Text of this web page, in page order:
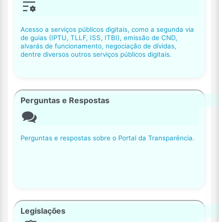
Acesso a serviços públicos digitais, como a segunda via
de guias (IPTU, TLLF, ISS, ITBI), emissão de CND,
alvarás de funcionamento, negociação de dívidas,
dentre diversos outros serviços públicos digitais.
Perguntas e Respostas
Perguntas e respostas sobre o Portal da Transparência.
Legislações